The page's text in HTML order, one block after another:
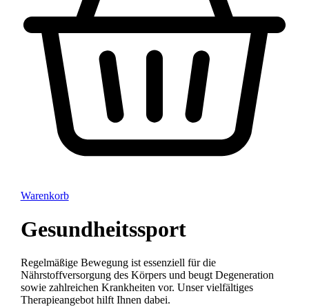
Warenkorb
Gesundheitssport
Regelmäßige Bewegung ist essenziell für die
Nährstoffversorgung des Körpers und beugt Degeneration
sowie zahlreichen Krankheiten vor. Unser vielfältiges
Therapieangebot hilft Ihnen dabei.